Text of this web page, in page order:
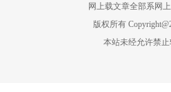
网上载文章全部系网上
版权所有
本站未经允许禁